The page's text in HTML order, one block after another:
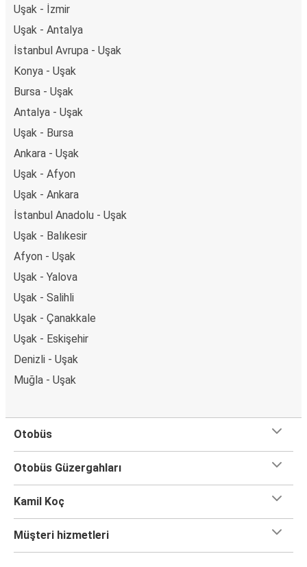
Uşak - İzmir
Uşak - Antalya
İstanbul Avrupa - Uşak
Konya - Uşak
Bursa - Uşak
Antalya - Uşak
Uşak - Bursa
Ankara - Uşak
Uşak - Afyon
Uşak - Ankara
İstanbul Anadolu - Uşak
Uşak - Balıkesir
Afyon - Uşak
Uşak - Yalova
Uşak - Salihli
Uşak - Çanakkale
Uşak - Eskişehir
Denizli - Uşak
Muğla - Uşak
Otobüs
Otobüs Güzergahları
Kamil Koç
Müşteri hizmetleri